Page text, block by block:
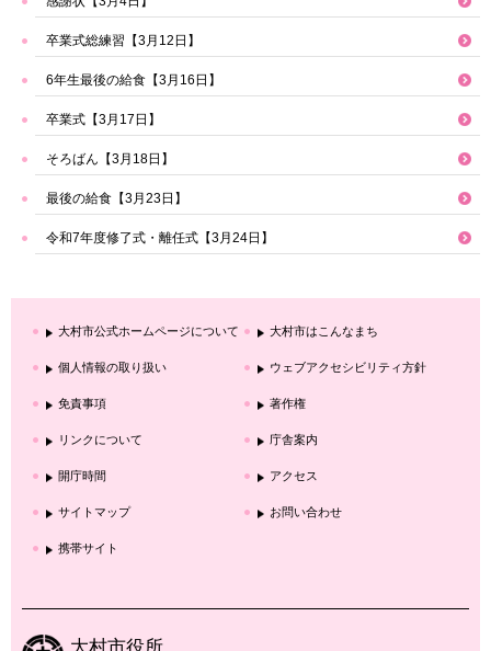
卒業式総練習【3月12日】
6年生最後の給食【3月16日】
卒業式【3月17日】
そろばん【3月18日】
最後の給食【3月23日】
令和7年度修了式・離任式【3月24日】
大村市公式ホームページについて 大村市はこんなまち
個人情報の取り扱い ウェブアクセシビリティ方針
免責事項 著作権
リンクについて 庁舎案内
開庁時間 アクセス
サイトマップ お問い合わせ
携帯サイト
大村市役所